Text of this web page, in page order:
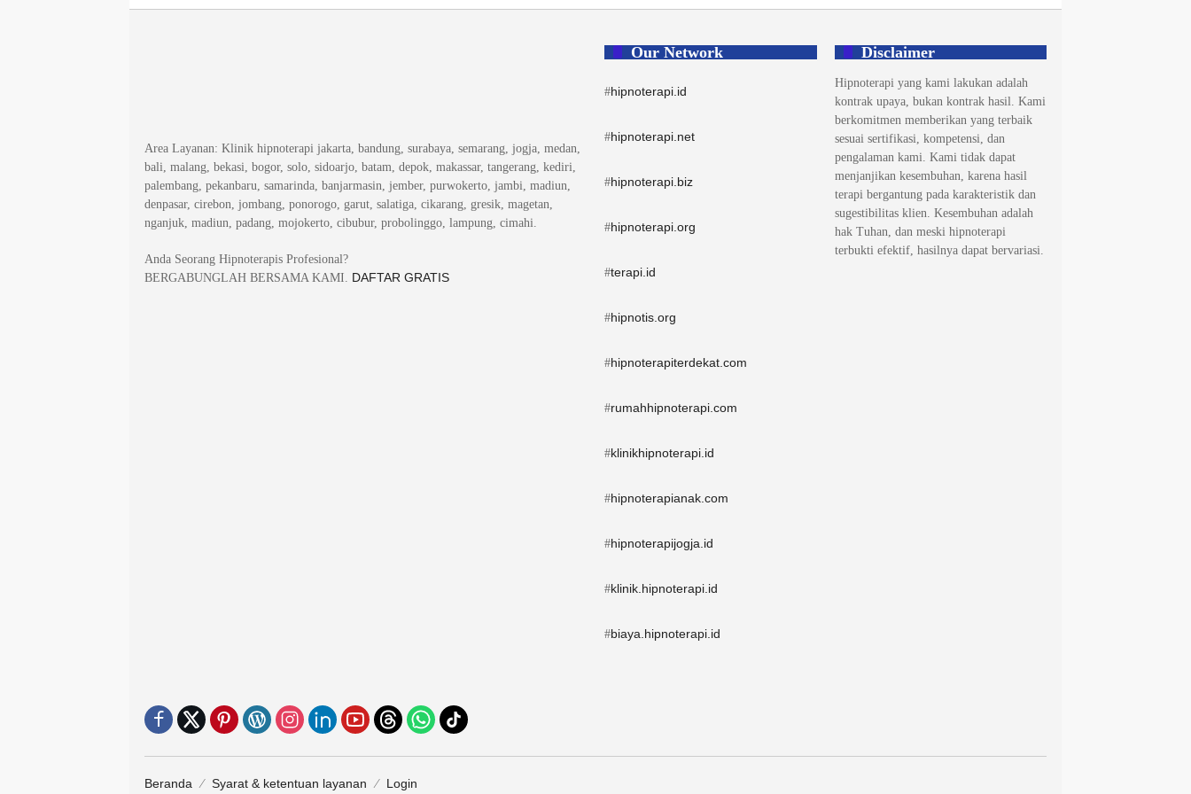
Area Layanan: Klinik hipnoterapi jakarta, bandung, surabaya, semarang, jogja, medan,
bali, malang, bekasi, bogor, solo, sidoarjo, batam, depok, makassar, tangerang, kediri,
palembang, pekanbaru, samarinda, banjarmasin, jember, purwokerto, jambi, madiun,
denpasar, cirebon, jombang, ponorogo, garut, salatiga, cikarang, gresik, magetan,
nganjuk, madiun, padang, mojokerto, cibubur, probolinggo, lampung, cimahi.
Anda Seorang Hipnoterapis Profesional?
BERGABUNGLAH BERSAMA KAMI.
DAFTAR GRATIS
Our Network
#hipnoterapi.id
#hipnoterapi.net
#hipnoterapi.biz
#hipnoterapi.org
#terapi.id
#hipnotis.org
#hipnoterapiterdekat.com
#rumahhipnoterapi.com
#klinikhipnoterapi.id
#hipnoterapianak.com
#hipnoterapijogja.id
#klinik.hipnoterapi.id
#biaya.hipnoterapi.id
Disclaimer
Hipnoterapi yang kami lakukan adalah
kontrak upaya, bukan kontrak hasil. Kami
berkomitmen memberikan yang terbaik
sesuai sertifikasi, kompetensi, dan
pengalaman kami. Kami tidak dapat
menjanjikan kesembuhan, karena hasil
terapi bergantung pada karakteristik dan
sugestibilitas klien. Kesembuhan adalah
hak Tuhan, dan meski hipnoterapi
terbukti efektif, hasilnya dapat bervariasi.
Beranda Syarat & ketentuan layanan Login